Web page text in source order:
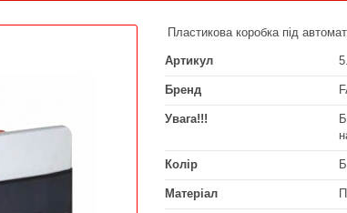
Пластикова коробка під
Артикул
Бренд
Увага!!!
Колір
Матеріал